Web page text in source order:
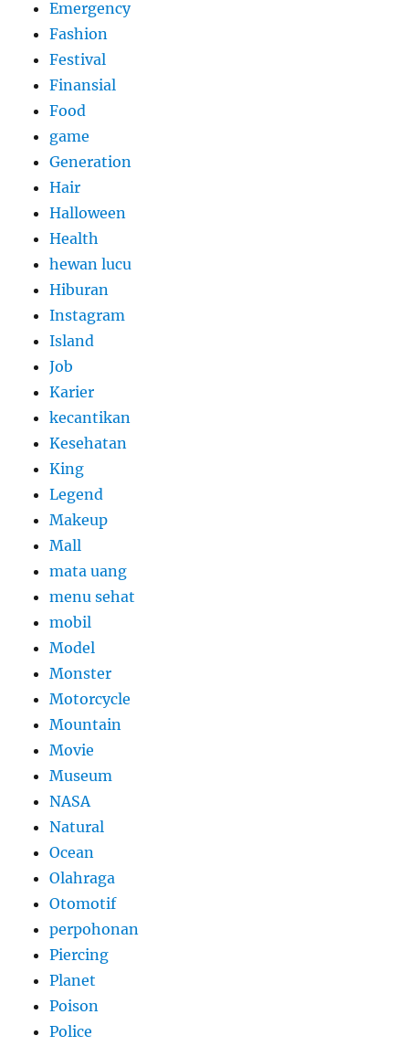
Emergency
Fashion
Festival
Finansial
Food
game
Generation
Hair
Halloween
Health
hewan lucu
Hiburan
Instagram
Island
Job
Karier
kecantikan
Kesehatan
King
Legend
Makeup
Mall
mata uang
menu sehat
mobil
Model
Monster
Motorcycle
Mountain
Movie
Museum
NASA
Natural
Ocean
Olahraga
Otomotif
perpohonan
Piercing
Planet
Poison
Police